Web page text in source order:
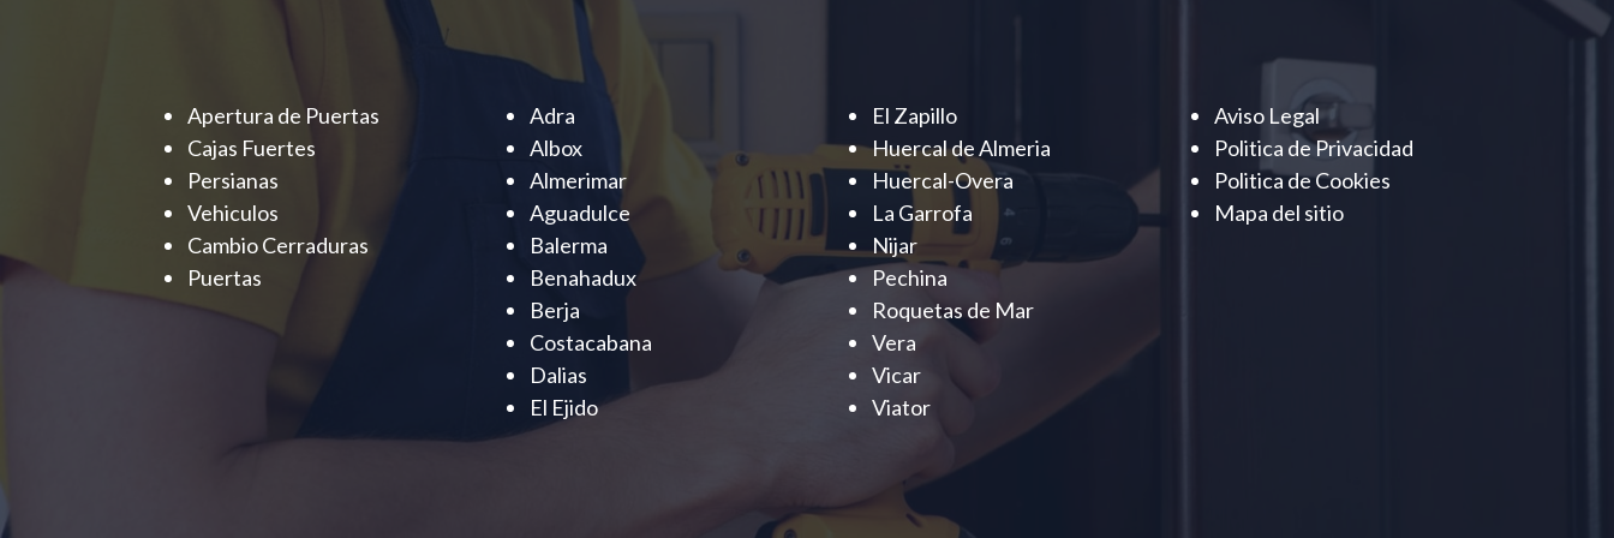
Apertura de Puertas
Cajas Fuertes
Persianas
Vehiculos
Cambio Cerraduras
Puertas
Adra
Albox
Almerimar
Aguadulce
Balerma
Benahadux
Berja
Costacabana
Dalias
El Ejido
El Zapillo
Huercal de Almeria
Huercal-Overa
La Garrofa
Nijar
Pechina
Roquetas de Mar
Vera
Vicar
Viator
Aviso Legal
Politica de Privacidad
Politica de Cookies
Mapa del sitio